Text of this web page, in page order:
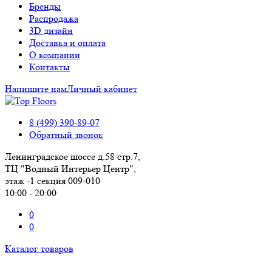
Бренды
Распродажа
3D дизайн
Доставка и оплата
О компании
Контакты
Напишите намЛичный кабинет
8 (499) 390-89-07
Обратный звонок
Ленинградское шоссе д.58 стр.7,
ТЦ "Водный Интерьер Центр",
этаж -1 секция 009-010
10:00 - 20:00
0
0
Каталог товаров